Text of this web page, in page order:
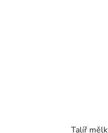
Talíř